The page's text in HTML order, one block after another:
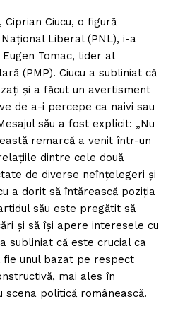
Ciucu, o figură
Liberal (PNL), i-a
Tomac, lider al
(PMP). Ciucu a subliniat că
și a făcut un avertisment
de a-i percepe ca naivi sau
său a fost explicit: „Nu
remarcă a venit într-un
dintre cele două
de diverse neînțelegeri și
a dorit să întărească poziția
său este pregătit să
și să își apere interesele cu
subliniat că este crucial ca
unul bazat pe respect
mai ales în
politică românească.